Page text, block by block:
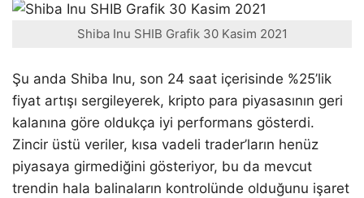
Shiba Inu SHIB Grafik 30 Kasim 2021
Şu anda Shiba Inu, son 24 saat içerisinde %25’lik
fiyat artışı sergileyerek, kripto para piyasasının geri
kalanına göre oldukça iyi performans gösterdi.
Zincir üstü veriler, kısa vadeli trader’ların henüz
piyasaya girmediğini gösteriyor, bu da mevcut
trendin hala balinaların kontrolünde olduğunu işaret